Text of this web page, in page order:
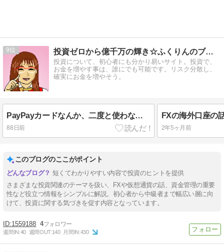
9 投資ゼロから億千万の輝き☆ふくりんのブログ
投資について、初心者にも分かり易いサイト。投資で、
お金を増やす事は、誰にでも可能です。リスク分散し、
確実にお金を増やそう。
PayPayカードなんか、二度と使わない！！
88日前
FXの海外口座の
2年5ヶ月前
このブログのここがポイント
短くてわかりやすい内容で投資のヒントを提供
さまざまな投資関連のテーマを扱い、FXや仮想通貨の話、資金管理の重要
性など役立つ情報をシンプルに解説。初心者から中級者まで幅広い層に向
けて、投資に関する気づきを促す内容となっています。
1559188 4
週間IN:40 週間OUT:140 月間IN:430